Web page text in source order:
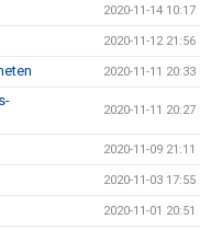
2020-11-14 10:17
2020-11-12 21:56
2020-11-11 20:33
2020-11-11 20:27
2020-11-09 21:11
2020-11-03 17:55
2020-11-01 20:51